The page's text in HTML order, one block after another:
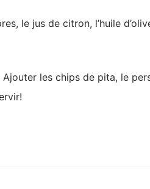
le jus de citron, l’huile
les chips de pita, le